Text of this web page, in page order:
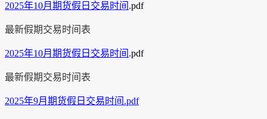
2025年10月期货假日交易时间 .pdf
最新假期交易时间表
2025年10月期货假日交易时间 .pdf
最新假期交易时间表
2025年9月期货假日交易时间.pdf